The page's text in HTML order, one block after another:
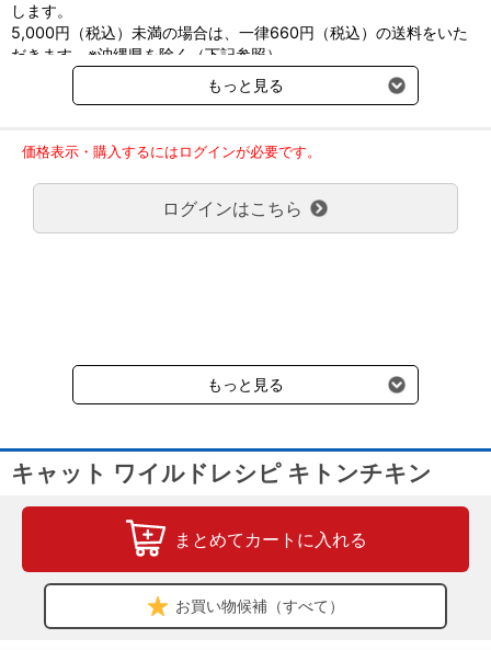
●消化管が短い（体長の約４倍）
→消化に時間がかからない肉で栄養を得ることに適している。
●盲腸が小さい
盲腸とは・・・微生物の働きで炭水化物を含む植物を消化し、栄
養を得る場所
アミラーゼとは･･･炭水化物を分解する消化酵素
以上、ビタミンE：225IU/kg以上、タウリン：0.18%以上、
DHA：0.05%以上
粗タンパク質38.0％以上 粗脂肪
粗繊維
3.0％以下 粗灰分
10.0％以下
カルシウム
リン
マグネシウム0.11%（標準）
します。
5,000円（税込）未満の場合は、一律660円（税込）の送料をいた
だきます。※沖縄県を除く（下記参照）
※2017年11月14日（火）より沖縄県へのお届けにつきましては、1
回のご注文金額（税込）が、30,000円以上で配送無料となります。
ご了承のほどよろしくお願い致します。
弊社都合でお届けが２回以上に分かれる場合の送料負担は、１回分
のみで新たな送料は発生しません。
大型商品送料が必要な商品をご注文の場合は、大型商品送料のみご
負担頂きます。
受けます。
もっと見る
価格表示・購入するにはログインが必要です。
ログインはこちら
もっと見る
キャット ワイルドレシピ キトンチキン
まとめてカートに入れる
お買い物候補（すべて）